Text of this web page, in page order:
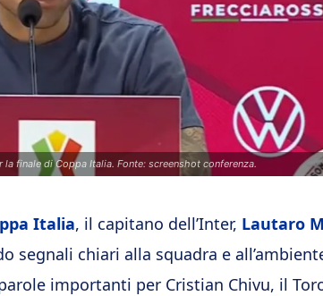
finale di Coppa Italia. Fonte: screenshot conferenza.
Italia, il capitano dell’Inter, Lautaro
segnali chiari alla squadra e
importanti per Cristian Chivu, il